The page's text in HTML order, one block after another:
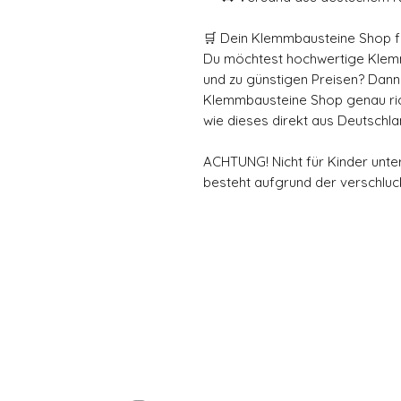
🛒 Dein Klemmbausteine Shop
Du möchtest hochwertige
und zu günstigen Preisen?
Klemmbausteine Shop genau
wie dieses direkt aus
ACHTUNG! Nicht für Kinder
besteht aufgrund der